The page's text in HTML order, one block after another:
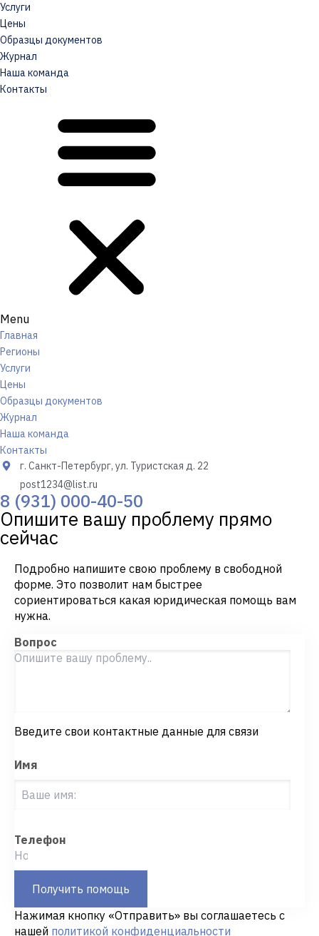
Услуги
Цены
Образцы документов
Журнал
Наша команда
Контакты
Menu
Главная
Регионы
Услуги
Цены
Образцы документов
Журнал
Наша команда
Контакты
г. Санкт-Петербург, ул. Туристская д. 22
post1234@list.ru
8 (931) 000-40-50
Опишите вашу проблему прямо
сейчас
Подробно напишите свою проблему в свободной
форме. Это позволит нам быстрее
сориентироваться какая юридическая помощь вам
нужна.
Вопрос
Введите свои контактные данные для связи
Имя
Телефон
Получить помощь
Нажимая кнопку «Отправить» вы соглашаетесь с
нашей политикой конфиденциальности